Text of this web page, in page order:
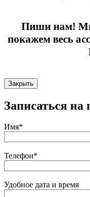
Пиши нам!
покажем весь
Закрыть
Записаться на
Имя*
Телефон*
Удобное дата и время